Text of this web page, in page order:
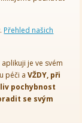
Přehled našich
je ve svém
péči aVŽDY, při
pochybnost
se svým